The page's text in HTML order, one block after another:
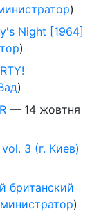
)
Night [1964]
)
)
— 14 жовтня
3 (г. Киев)
британский
)